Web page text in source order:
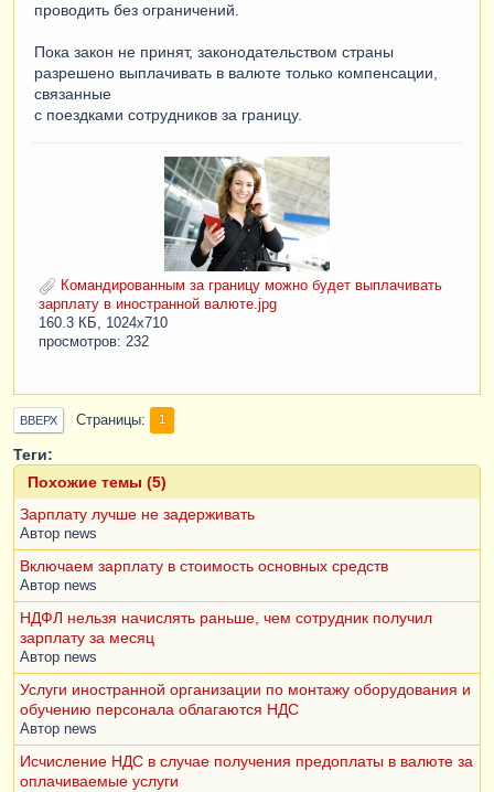
проводить без ограничений.
Пока закон не принят, законодательством страны
разрешено выплачивать в валюте только компенсации,
связанные
с поездками сотрудников за границу.
Командированным за границу можно будет выплачивать
зарплату в иностранной валюте.jpg
160.3 КБ, 1024x710
просмотров: 232
ВВЕРХ Страницы 1
Теги:
Похожие темы (5)
Зарплату лучше не задерживать
Автор news
Включаем зарплату в стоимость основных средств
Автор news
НДФЛ нельзя начислять раньше, чем сотрудник получил
зарплату за месяц
Автор news
Услуги иностранной организации по монтажу оборудования и
обучению персонала облагаются НДС
Автор news
Исчисление НДС в случае получения предоплаты в валюте за
оплачиваемые услуги